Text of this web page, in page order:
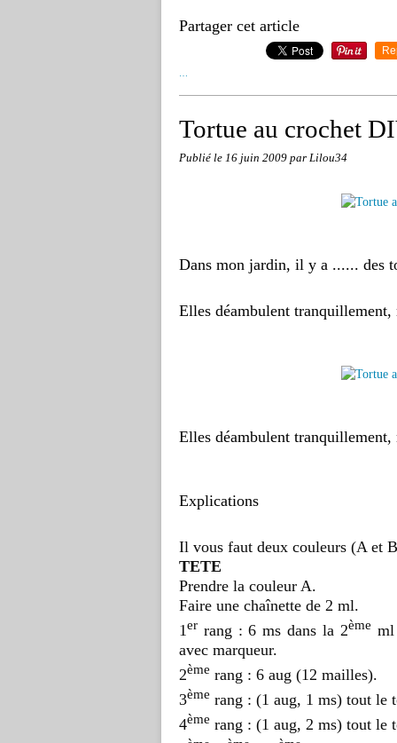
Partager cet article
Tortue au crochet
Publié le 16 juin 2009 par Lilou34
Dans mon jardin, il y a ...... des
Elles déambulent tranquillement,
Elles déambulent tranquillement,
Explications
Il vous faut deux couleurs (A et
TETE
Prendre la couleur A.
Faire une chaînette de 2 ml.
1er rang : 6 ms dans la 2ème ml
avec marqueur.
2ème rang : 6 aug (12 mailles).
3ème rang : (1 aug, 1 ms) tout le
4ème rang : (1 aug, 2 ms) tout le